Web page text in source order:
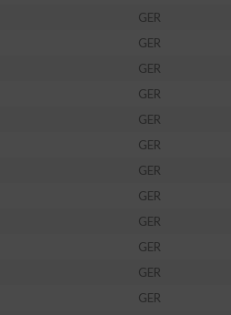
GER
GER
GER
GER
GER
GER
GER
GER
GER
GER
GER
GER